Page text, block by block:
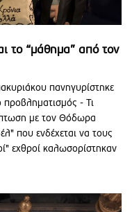
το “μάθημα” από τον
πανηγυρίστηκε
προβληματισμός - Τι
με τον Θόδωρα
που ενδέχεται να τους
εχθροί καλωσορίστηκαν